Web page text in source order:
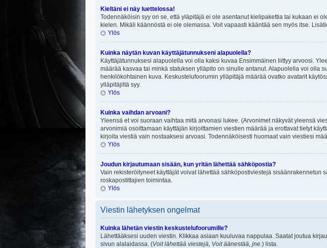
Kieltäni ei näy luettelossa!
Todennäköisin syy on se, että yläpitäjä ei ole asentanut kielipakettia tai kukaan ei
kielen. Mikäli käännöstä ei ole olemassa. Voit vapaasti kääntää sen myös itse.
Ylös
Kuinka näytän kuvan käyttäjätunnukseni alapuolella?
Käyttäjätunnuksesi alapuolella voi olla kaksi kuvaa Ensimmäinen liittyy arvoosi.
määrää kasvaa tai minkä statuksen ylläpito on sinulle antanut. Alapuolella voi olla
henkilökohtainen kuva. Keskustelufoorumin ylläpitäjä määrää ovatko avatarit
ylläpitäjiltä syy.
Ylös
Kuinka vaihdan arvoani?
Yleensä et voi suoraan vaihtaa mitä arvonasi lukee. (Arvonimet näkyvät yleensä
arvonimiä osoittamaan käyttäjän kirjoittamien viestien määrää ja erottavat tietyt
kirjoita viestiä vain nostaaksesi arvoasi. Todennäköisesti huomaat vain viestiesi
Ylös
Joudun kirjautumaan sisään, kun yritän lähettää sähköpostia?
Vain rekisteröityneet käyttäjät voivat lähettää sähköpostiviestejä
roskapostittajien toimintaa.
Ylös
Viestin lähetyksen ongelmat
Kuinka lähetän viestin keskustelufoorumille?
Lähettääksesi uuden viestin. Klikkaa asiaan kuuluvaa nappulaa. Saatat joutua
sivun alalaidassa. (Voit lähettää viestejä, Voit äänestää, jne.) lista.